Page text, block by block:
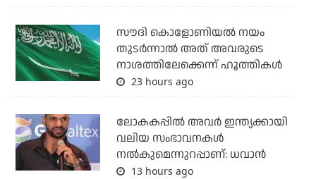
സൗദി കൊളോണിയല്‍ നയം
തുടര്‍ന്നാല്‍ അത് അവരുടെ
നാശത്തിലേക്കെന്ന് ഹൂത്തികള്‍
23 hours ago
ലോകകപ്പിൽ അവര്‍ ഇന്ത്യക്കായി
വലിയ സംഭാവനകള്‍
നല്‍കുമെന്നുറപ്പാണ്: ധവാന്‍
13 hours ago